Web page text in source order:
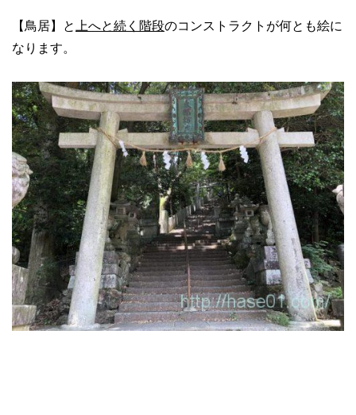
【鳥居】と 上へと続く階段のコンストラクトが何とも絵に
なります。